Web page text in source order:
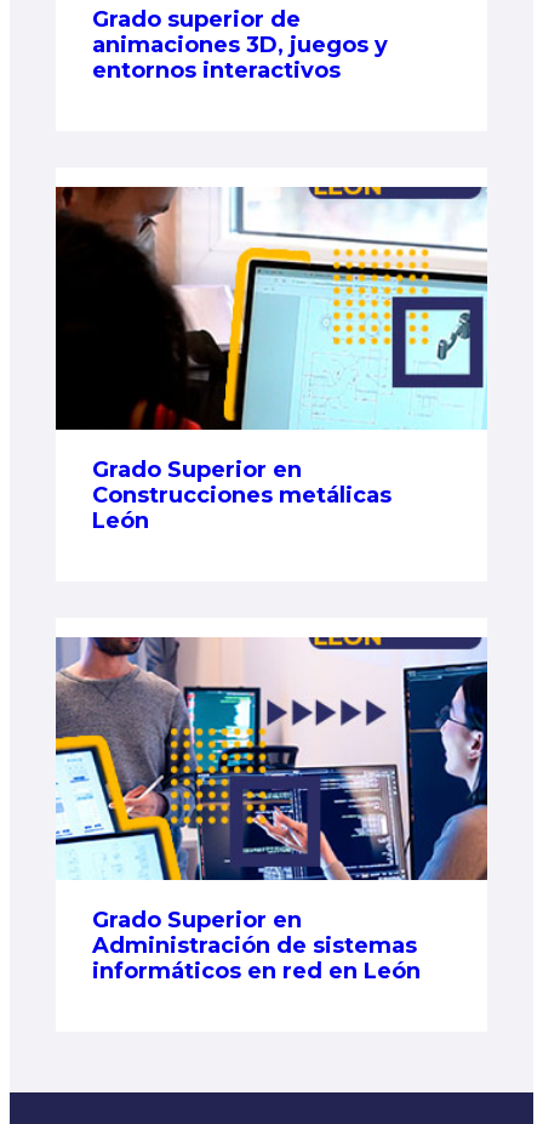
Grado superior de
animaciones 3D, juegos y
entornos interactivos
Grado Superior en
Construcciones metálicas
León
Grado Superior en
Administración de sistemas
informáticos en red en León